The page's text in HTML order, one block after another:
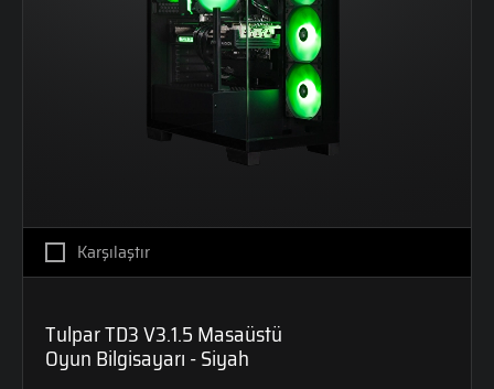
Karşılaştır
Tulpar TD3 V3.1.5 Masaüstü
Oyun Bilgisayarı - Siyah